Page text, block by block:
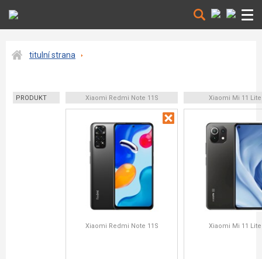
titulní strana
PRODUKT Xiaomi Redmi Note 11S Xiaomi Mi 11 Lite
Xiaomi Redmi Note 11S Xiaomi Mi 11 Lite